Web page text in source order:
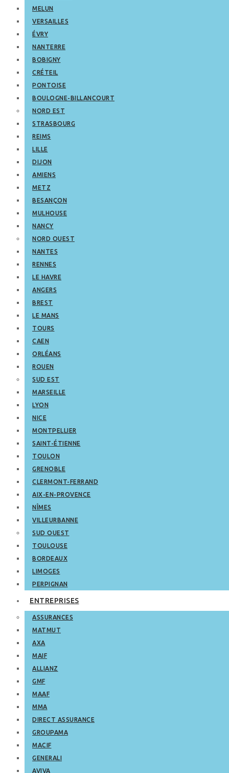
MELUN
VERSAILLES
ÉVRY
NANTERRE
BOBIGNY
CRÉTEIL
PONTOISE
BOULOGNE-BILLANCOURT
NORD EST
STRASBOURG
REIMS
LILLE
DIJON
AMIENS
METZ
BESANÇON
MULHOUSE
NANCY
NORD OUEST
NANTES
RENNES
LE HAVRE
ANGERS
BREST
LE MANS
TOURS
CAEN
ORLÉANS
ROUEN
SUD EST
MARSEILLE
LYON
NICE
MONTPELLIER
SAINT-ÉTIENNE
TOULON
GRENOBLE
CLERMONT-FERRAND
AIX-EN-PROVENCE
NÎMES
VILLEURBANNE
SUD OUEST
TOULOUSE
BORDEAUX
LIMOGES
PERPIGNAN
ENTREPRISES
ASSURANCES
MATMUT
AXA
MAIF
ALLIANZ
GMF
MAAF
MMA
DIRECT ASSURANCE
GROUPAMA
MACIF
GENERALI
AVIVA